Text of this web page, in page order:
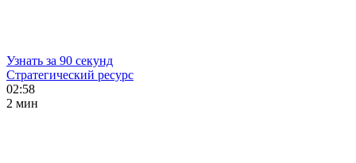
Узнать за 90 секунд
Стратегический ресурс
02:58
2 мин